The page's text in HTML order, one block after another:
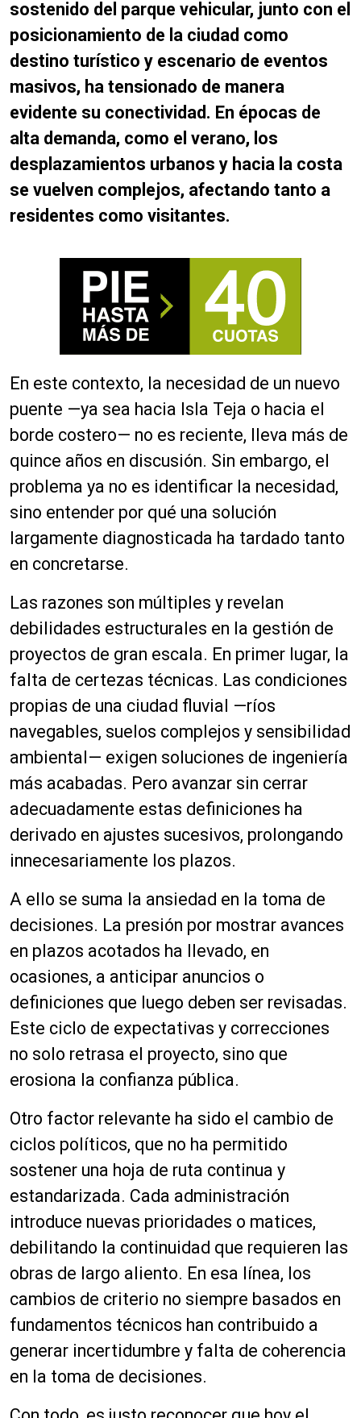
sostenido del parque vehicular, junto con el
posicionamiento de la ciudad como
destino turístico y escenario de eventos
masivos, ha tensionado de manera
evidente su conectividad. En épocas de
alta demanda, como el verano, los
desplazamientos urbanos y hacia la costa
se vuelven complejos, afectando tanto a
residentes como visitantes.
En este contexto, la necesidad de un nuevo
puente —ya sea hacia Isla Teja o hacia el
borde costero— no es reciente, lleva más de
quince años en discusión. Sin embargo, el
problema ya no es identificar la necesidad,
sino entender por qué una solución
largamente diagnosticada ha tardado tanto
en concretarse.
Las razones son múltiples y revelan
debilidades estructurales en la gestión de
proyectos de gran escala. En primer lugar, la
falta de certezas técnicas. Las condiciones
propias de una ciudad fluvial —ríos
navegables, suelos complejos y sensibilidad
ambiental— exigen soluciones de ingeniería
más acabadas. Pero avanzar sin cerrar
adecuadamente estas definiciones ha
derivado en ajustes sucesivos, prolongando
innecesariamente los plazos.
A ello se suma la ansiedad en la toma de
decisiones. La presión por mostrar avances
en plazos acotados ha llevado, en
ocasiones, a anticipar anuncios o
definiciones que luego deben ser revisadas.
Este ciclo de expectativas y correcciones
no solo retrasa el proyecto, sino que
erosiona la confianza pública.
Otro factor relevante ha sido el cambio de
ciclos políticos, que no ha permitido
sostener una hoja de ruta continua y
estandarizada. Cada administración
introduce nuevas prioridades o matices,
debilitando la continuidad que requieren las
obras de largo aliento. En esa línea, los
cambios de criterio no siempre basados en
fundamentos técnicos han contribuido a
generar incertidumbre y falta de coherencia
en la toma de decisiones.